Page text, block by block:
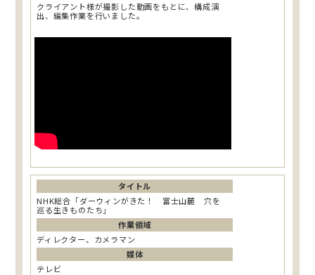
クライアント様が撮影した動画をもとに、構成演
出、編集作業を行いました。
タイトル
NHK総合「ダーウィンがきた！ 富士山麓 穴を
巡る生きものたち」
作業領域
ディレクター、カメラマン
媒体
テレビ